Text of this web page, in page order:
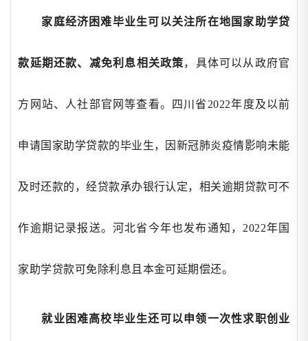
家庭经济困难毕业生可以关注所在地国家助学贷
款延期还款、减免利息相关政策，具体可以从政府官
方网站、人社部官网等查看。四川省 2022年度及以前
申请国家助学贷款的毕业生，因新冠肺炎疫情影响未能
及时还款的，经贷款承办银行认定，相关逾期贷款可不
作逾期记录报送。河北省今年也发布通知，2022年国
家助学贷款可免除利息且本金可延期偿还。
就业困难高校毕业生还可以申领一次性求职创业